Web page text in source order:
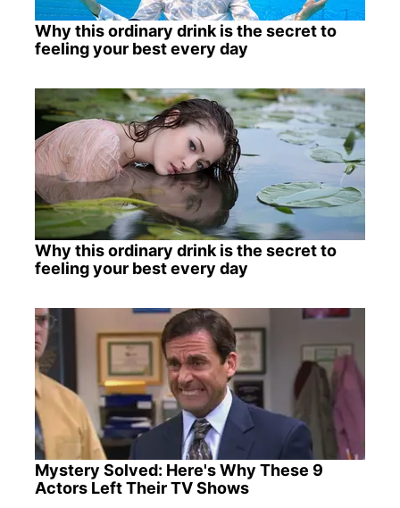
Why this ordinary drink is the secret to
feeling your best every day
Why this ordinary drink is the secret to
feeling your best every day
Mystery Solved: Here's Why These 9
Actors Left Their TV Shows